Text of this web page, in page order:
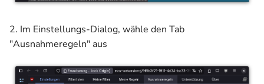
2. Im Einstellungs-Dialog, wähle den Tab
"Ausnahmeregeln" aus